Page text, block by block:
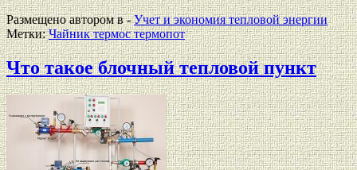
Размещено автором в -Учет и экономия тепловой энергии
Метки:Чайник термос термопот
Что такое блочный тепловой пункт